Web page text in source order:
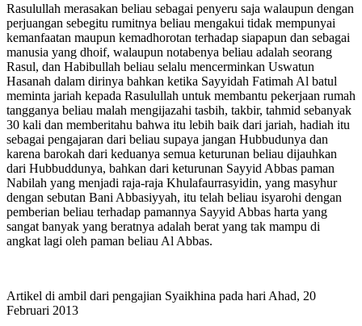
Rasulullah merasakan beliau sebagai penyeru saja walaupun dengan
perjuangan sebegitu rumitnya beliau mengakui tidak mempunyai
kemanfaatan maupun kemadhorotan terhadap siapapun dan sebagai
manusia yang dhoif, walaupun notabenya beliau adalah seorang
Rasul, dan Habibullah beliau selalu mencerminkan Uswatun
Hasanah dalam dirinya bahkan ketika Sayyidah Fatimah Al batul
meminta jariah kepada Rasulullah untuk membantu pekerjaan rumah
tangganya beliau malah mengijazahi tasbih, takbir, tahmid sebanyak
30 kali dan memberitahu bahwa itu lebih baik dari jariah, hadiah itu
sebagai pengajaran dari beliau supaya jangan Hubbudunya dan
karena barokah dari keduanya semua keturunan beliau dijauhkan
dari Hubbuddunya, bahkan dari keturunan Sayyid Abbas paman
Nabilah yang menjadi raja-raja Khulafaurrasyidin, yang masyhur
dengan sebutan Bani Abbasiyyah, itu telah beliau isyarohi dengan
pemberian beliau terhadap pamannya Sayyid Abbas harta yang
sangat banyak yang beratnya adalah berat yang tak mampu di
angkat lagi oleh paman beliau Al Abbas.
Artikel di ambil dari pengajian Syaikhina pada hari Ahad, 20
Februari 2013